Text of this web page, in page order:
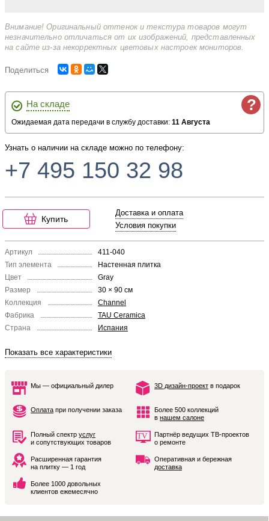
Внимание! Оригинальный оттенок и текстура товаров могут
незначительно отличаться от их изображений, представленных
на сайте из-за некорректных цветовых настроек мониторов.
Поделиться
?
На складе
Ожидаемая дата передачи в службу доставки: 11 Августа
Узнать о наличии на складе можно по телефону:
+7 495 150 32 98
Купить
Доставка и оплата
Условия покупки
Артикул
411-040
Тип элемента
Настенная плитка
Цвет
Gray
Размер
30 × 90 см
Коллекция
Channel
Фабрика
TAU Ceramica
Страна
Испания
Показать все характеристики
Мы — официальный дилер 3D дизайн-проект в подарок
Оплата при получении заказа
Более 500 коллекций
в нашем салоне
Полный спектр услуг
и сопутствующих товаров
Партнёр ведущих ТВ-проектов
о ремонте
Расширенная гарантия
на плитку — 1 год
Оперативная и бережная
доставка
Более 1000 довольных
клиентов ежемесячно